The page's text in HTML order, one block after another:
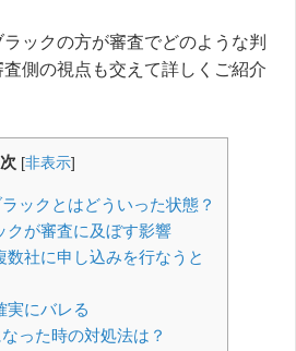
ックの方が審査でどのような判
側の視点も交えて詳しくご紹介
[非表示]
ックとはどういった状態？
クが審査に及ぼす影響
社に申し込みを行なうと
にバレる
った時の対処法は？